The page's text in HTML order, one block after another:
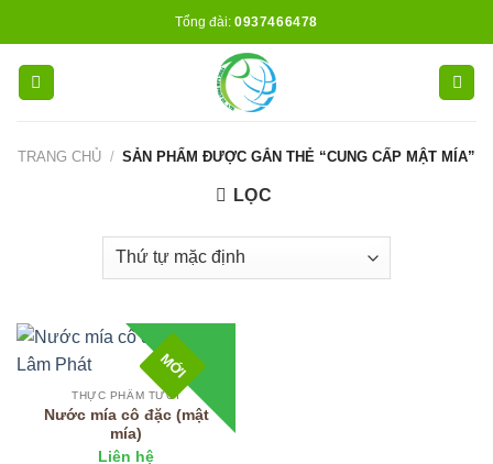
to
content
Tổng đài: 0937466478
TRANG CHỦ / SẢN PHẨM ĐƯỢC GẮN THẺ “CUNG CẤP MẬT MÍA”
LỌC
MỚI
THỰC PHẨM TƯƠI
Nước mía cô đặc (mật
mía)
Liên hệ